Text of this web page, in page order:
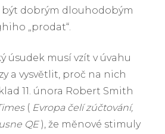
dobrým dlouhodobým
„prodat“.
úsudek musí vzít v úvahu
a vysvětlit, proč na nich
11. února Robert Smith
( Evropa čelí zúčtování,
QE), že měnové stimuly